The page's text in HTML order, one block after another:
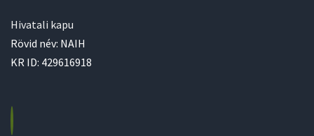
Hivatali kapu
Rövid név: NAIH
KR ID: 429616918